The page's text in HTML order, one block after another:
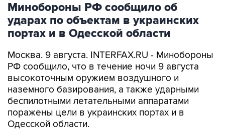
Минобороны РФ сообщило об
ударах по объектам в украинских
портах и в Одесской области
Москва. 9 августа. INTERFAX.RU - Минобороны
РФ сообщило, что в течение ночи 9 августа
высокоточным оружием воздушного и
наземного базирования, а также ударными
беспилотными летательными аппаратами
поражены цели в украинских портах и в
Одесской области.